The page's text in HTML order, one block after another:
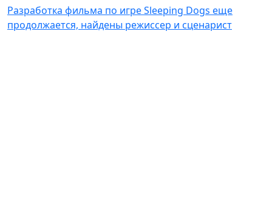
Разработка фильма по игре Sleeping Dogs еще
продолжается, найдены режиссер и сценарист